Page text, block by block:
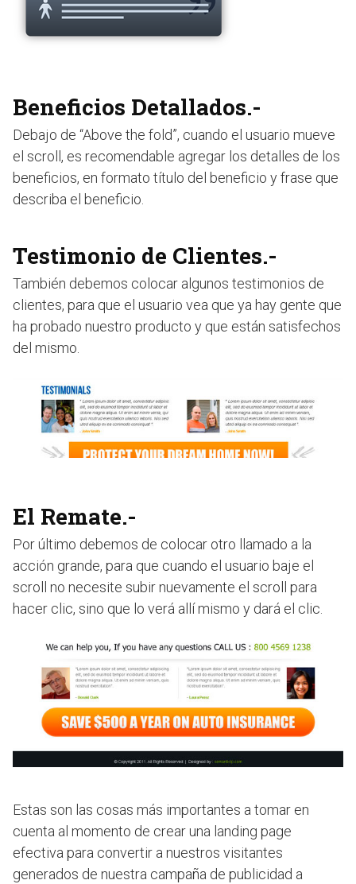
Beneficios Detallados.-
Debajo de “Above the fold”, cuando el usuario mueve
el scroll, es recomendable agregar los detalles de los
beneficios, en formato título del beneficio y frase que
describa el beneficio.
Testimonio de Clientes.-
También debemos colocar algunos testimonios de
clientes, para que el usuario vea que ya hay gente que
ha probado nuestro producto y que están satisfechos
del mismo.
El Remate.-
Por último debemos de colocar otro llamado a la
acción grande, para que cuando el usuario baje el
scroll no necesite subir nuevamente el scroll para
hacer clic, sino que lo verá allí mismo y dará el clic.
Estas son las cosas más importantes a tomar en
cuenta al momento de crear una landing page
efectiva para convertir a nuestros visitantes
generados de nuestra campaña de publicidad a